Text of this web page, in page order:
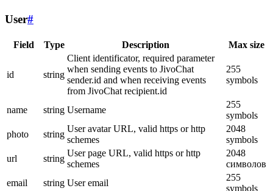
User#
Field Type Description Max size
id string
Client identificator, required parameter
when sending events to JivoChat
sender.id and when receiving events
from JivoChat recipient.id
255
symbols
name string Username
255
symbols
photo
string
User avatar URL, valid https or http
schemes
2048
symbols
url
string
User page URL, valid https or http
schemes
2048
символов
email
string User email
255
symbols